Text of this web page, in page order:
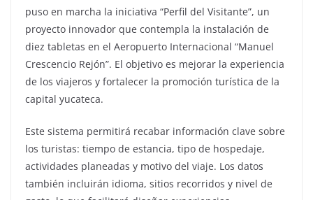
puso en marcha la iniciativa “Perfil del Visitante”, un
proyecto innovador que contempla la instalación de
diez tabletas en el Aeropuerto Internacional “Manuel
Crescencio Rejón”. El objetivo es mejorar la experiencia
de los viajeros y fortalecer la promoción turística de la
capital yucateca.
Este sistema permitirá recabar información clave sobre
los turistas: tiempo de estancia, tipo de hospedaje,
actividades planeadas y motivo del viaje. Los datos
también incluirán idioma, sitios recorridos y nivel de